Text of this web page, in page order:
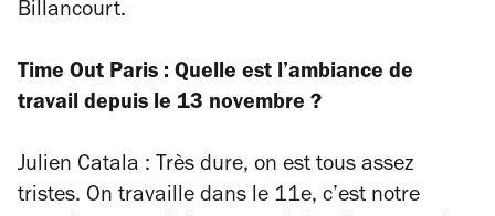
Billancourt.
Time Out Paris : Quelle est l’ambiance de
travail depuis le 13 novembre ?
Julien Catala : Très dure, on est tous assez
tristes. On travaille dans le 11e, c’est notre